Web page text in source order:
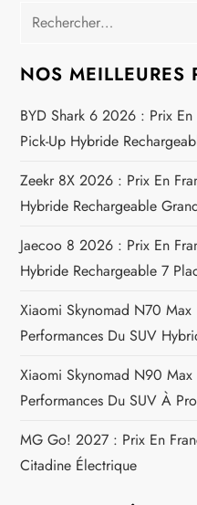
a
t
i
o
n
d
e
l
’
a
r
t
Rechercher :
NOS MEILLEURES
BYD Shark 6 2026 : Prix
Pick-Up Hybride
Zeekr 8X 2026 : Prix En
Hybride Rechargeable
Jaecoo 8 2026 : Prix En
Hybride Rechargeable 7
Xiaomi Skynomad N70 Max
Performances Du SUV
Xiaomi Skynomad N90
Performances Du SUV À
MG Go! 2027 : Prix En
Citadine Électrique